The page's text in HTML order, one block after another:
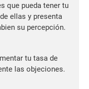
que pueda tener tu
ellas y presenta
su percepción.
tu tasa de
las objeciones.